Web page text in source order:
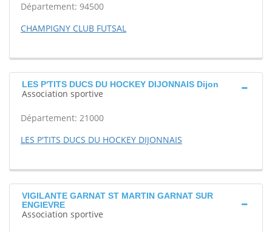
Département: 94500
CHAMPIGNY CLUB FUTSAL
LES P'TITS DUCS DU HOCKEY DIJONNAIS Dijon
Association sportive
Département: 21000
LES P'TITS DUCS DU HOCKEY DIJONNAIS
VIGILANTE GARNAT ST MARTIN GARNAT SUR
ENGIEVRE
Association sportive